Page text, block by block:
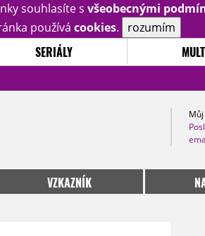
souhlasíte s všeobecnými
používá cookies. rozumím
SERIÁLY
VZKAZNÍK